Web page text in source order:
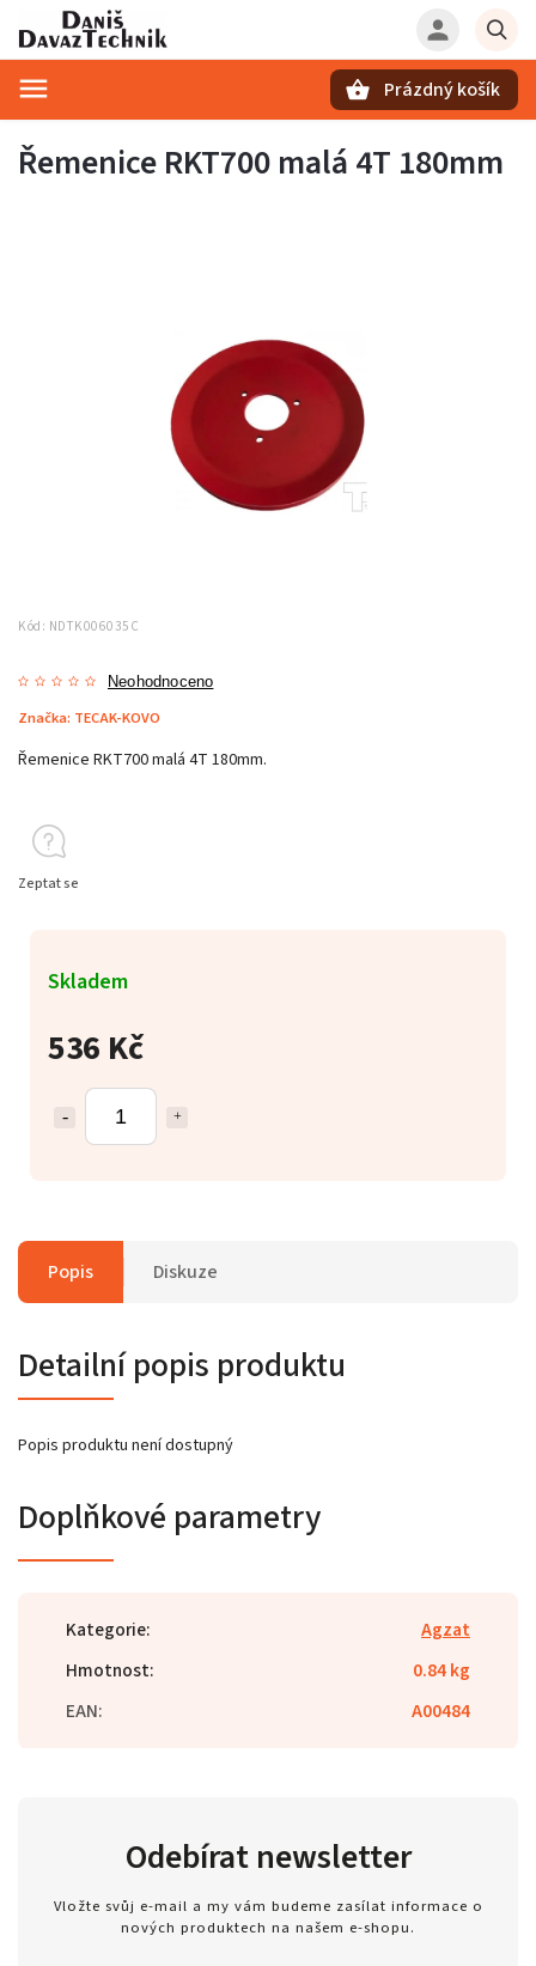
Prázdný košík
Řemenice RKT700 malá 4T 180mm
Kód: NDTK006035C
Neohodnoceno
Značka: TECAK-KOVO
536 Kč
Skladem
Řemenice RKT700 malá 4T 180mm.
Zeptat se
Popis Diskuze
Detailní popis produktu
Popis produktu není dostupný
Doplňkové parametry
Kategorie:
Agzat
Hmotnost:
0.84 kg
EAN: A00484
Odebírat newsletter
Vložte svůj e-mail a my vám budeme zasílat informace o
nových produktech na našem e-shopu.